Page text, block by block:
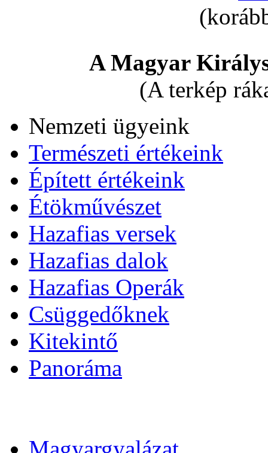
A Magyar
(A terkép
Nemzeti ügyeink
Természeti értékeink
Épített értékeink
Étökművészet
Hazafias versek
Hazafias dalok
Hazafias Operák
Csüggedőknek
Kitekintő
Panoráma